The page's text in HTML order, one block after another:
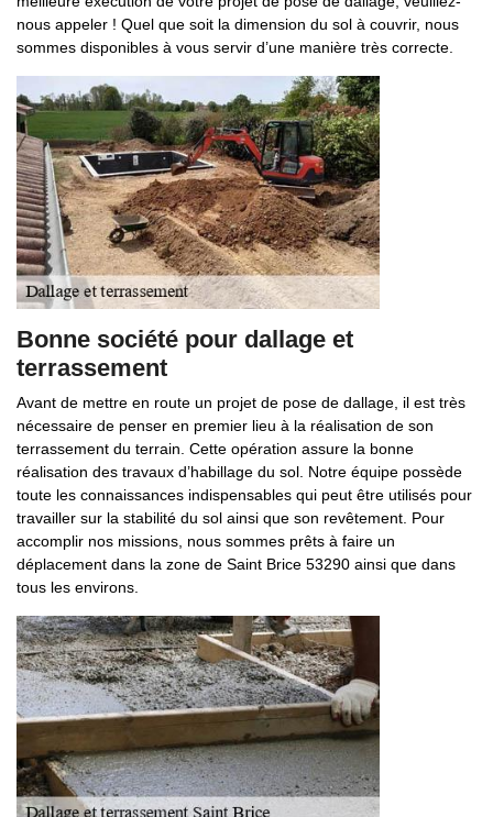
nous appeler ! Quel que soit la dimension du sol à couvrir, nous
sommes disponibles à vous servir d’une manière très correcte.
Bonne société pour dallage et
terrassement
Avant de mettre en route un projet de pose de dallage, il est très
nécessaire de penser en premier lieu à la réalisation de son
terrassement du terrain. Cette opération assure la bonne
réalisation des travaux d’habillage du sol. Notre équipe possède
toute les connaissances indispensables qui peut être utilisés pour
travailler sur la stabilité du sol ainsi que son revêtement. Pour
accomplir nos missions, nous sommes prêts à faire un
déplacement dans la zone de Saint Brice 53290 ainsi que dans
tous les environs.